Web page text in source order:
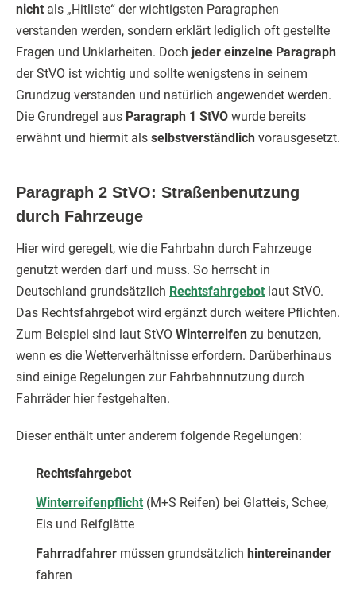
nicht als „Hitliste“ der wichtigsten Paragraphen
verstanden werden, sondern erklärt lediglich oft gestellte
Fragen und Unklarheiten. Doch jeder einzelne Paragraph
der StVO ist wichtig und sollte wenigstens in seinem
Grundzug verstanden und natürlich angewendet werden.
Die Grundregel aus Paragraph 1 StVO wurde bereits
erwähnt und hiermit als selbstverständlich vorausgesetzt.
Paragraph 2 StVO: Straßenbenutzung
durch Fahrzeuge
Hier wird geregelt, wie die Fahrbahn durch Fahrzeuge
genutzt werden darf und muss. So herrscht in
Deutschland grundsätzlich Rechtsfahrgebot laut StVO.
Das Rechtsfahrgebot wird ergänzt durch weitere Pflichten.
Zum Beispiel sind laut StVO Winterreifen zu benutzen,
wenn es die Wetterverhältnisse erfordern. Darüberhinaus
sind einige Regelungen zur Fahrbahnnutzung durch
Fahrräder hier festgehalten.
Dieser enthält unter anderem folgende Regelungen:
Rechtsfahrgebot
Winterreifenpflicht (M+S Reifen) bei Glatteis, Schee,
Eis und Reifglätte
Fahrradfahrer müssen grundsätzlich hintereinander
fahren